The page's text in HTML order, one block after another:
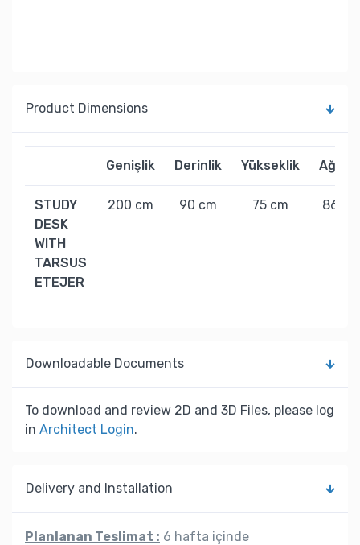
Product Dimensions
Genişlik Derinlik Yükseklik Ağırlık
STUDY
DESK
WITH
TARSUS
ETEJER
200 cm 90 cm 75 cm 86 kg
Downloadable Documents
To download and review 2D and 3D Files, please log
in Architect Login.
Delivery and Installation
Planlanan Teslimat : 6 hafta içinde